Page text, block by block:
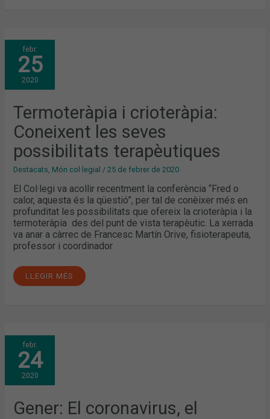
febr.
25
2020
Termoteràpia i crioteràpia:
Coneixent les seves
possibilitats terapèutiques
Destacats, Món col·legial /25 de febrer de 2020
El Col·legi va acollir recentment la conferència “Fred o
calor, aquesta és la qüestió”, per tal de conèixer més en
profunditat les possibilitats que ofereix la crioteràpia i la
termoteràpia des del punt de vista terapèutic. La xerrada
va anar a càrrec de Francesc Martín Orive, fisioterapeuta,
professor i coordinador
TERMOTERÀPIA
I
CRIOTERÀPIA:
CONEIXENT
LES
SEVES
POSSIBILITATS
LLEGIR MÉS
febr.
24
2020
Gener: El coronavirus, el
GENER:
EL
CORONAVIRUS,
EL
PROJECTE
PILOT
DE
CHAGAS
I